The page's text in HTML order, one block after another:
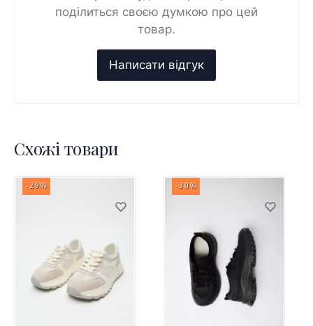
поділиться своєю думкою про цей
товар.
Схожі товари
-29% -30%